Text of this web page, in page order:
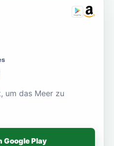
um das Meer zu
Google Play